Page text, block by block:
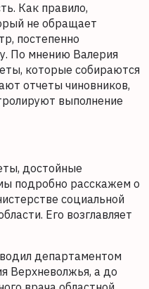
Как правило,
не обращает
постепенно
По мнению Валерия
которые собираются
отчеты чиновников,
выполнение
достойные
подробно расскажем о
социальной
Его возглавляет
департаментом
Верхневолжья, а до